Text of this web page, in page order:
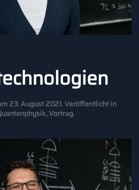
23. August 2021. Veröffentlicht in
,Vortrag.